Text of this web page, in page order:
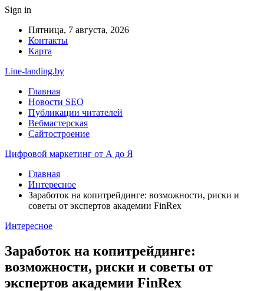
Sign in
Пятница, 7 августа, 2026
Контакты
Карта
Line-landing.by
Главная
Новости SEO
Публикации читателей
Вебмастерская
Сайтостроение
Цифровой маркетинг от А до Я
Главная
Интересное
Заработок на копитрейдинге: возможности, риски и
советы от экспертов академии FinRex
Интересное
Заработок на копитрейдинге:
возможности, риски и советы от
экспертов академии FinRex